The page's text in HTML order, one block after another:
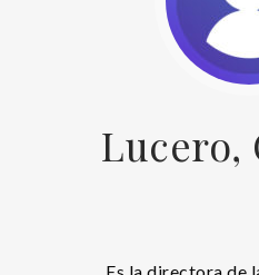
Lucero,